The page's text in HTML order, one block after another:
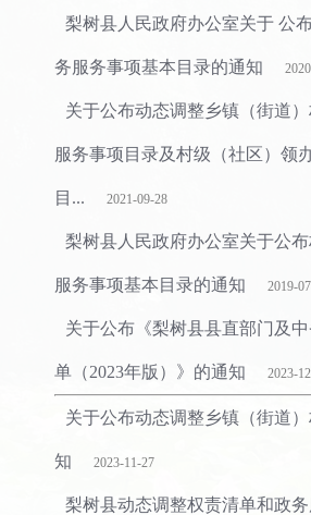
梨树县人民政府办公室关于 公
务服务事项基本目录的通知
关于公布动态调整乡镇（街道
服务事项目录及村级（社区）领
目... 2021-09-28
梨树县人民政府办公室关于公
服务事项基本目录的通知 2019-
关于公布《梨树县县直部门及
单（2023年版）》的通知 2023-
关于公布动态调整乡镇（街道
知 2023-11-27
梨树县动态调整权责清单和政